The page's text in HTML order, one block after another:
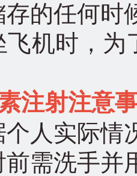
任何时
时，为了
注射注意
实际情况
洗手并